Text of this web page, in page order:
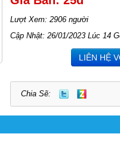
Lượt Xem: 2906 người
Cập Nhật: 26/01/2023 Lúc 14
LIÊN HỆ
Chia Sẽ: